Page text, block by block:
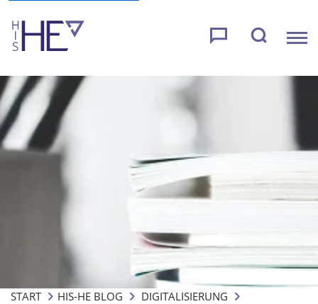
START HIS-HE BLOG
DIGITALISIERUNG